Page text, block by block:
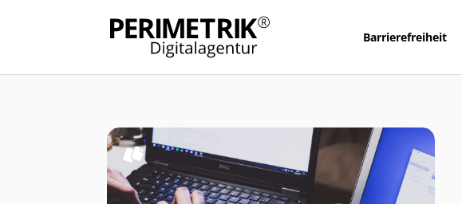
Barrierefreiheit